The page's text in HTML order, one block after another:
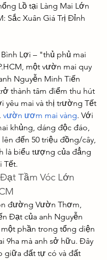
Lồ tại Làng Mai Lớn
Sắc Xuân Giá Trị Đỉnh
Lợi – "thủ phủ mai
một vườn mai quy
Nguyễn Minh Tiến
thành tâm điểm thu hút
yêu mai và thị trường Tết
vườn ươm mai vàng. Với
khủng, dáng độc đáo,
đến 50 triệu đồng/cây,
là biểu tượng của đẳng
Tết.
Tầm Vóc Lớn
đường Vườn Thơm,
Đạt của anh Nguyễn
phần trong tổng diện
9ha mà anh sở hữu. Đây
giữa đất tự có và đất